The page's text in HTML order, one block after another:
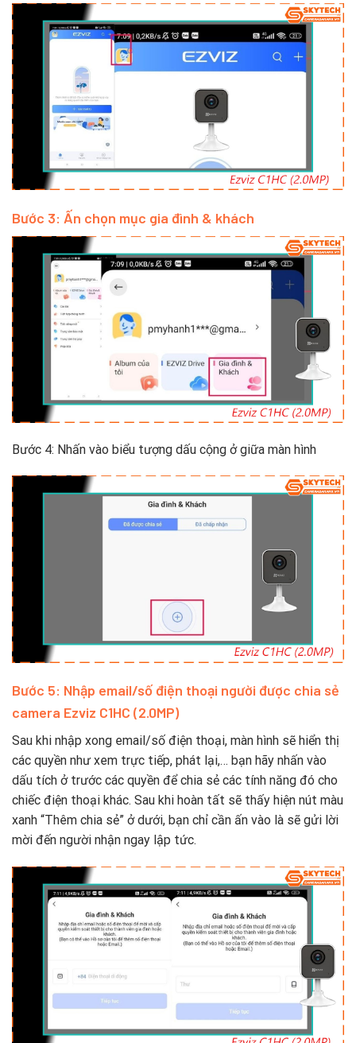
Bước 3: Ấn chọn mục gia đình & khách
Bước 4: Nhấn vào biểu tượng dấu cộng ở giữa màn hình
Bước 5: Nhập email/số điện thoại người được chia sẻ
camera Ezviz C1HC (2.0MP)
Sau khi nhập xong email/số điện thoại, màn hình sẽ hiển thị
các quyền như xem trực tiếp, phát lại,… bạn hãy nhấn vào
dấu tích ở trước các quyền để chia sẻ các tính năng đó cho
chiếc điện thoại khác. Sau khi hoàn tất sẽ thấy hiện nút màu
xanh “Thêm chia sẻ” ở dưới, bạn chỉ cần ấn vào là sẽ gửi lời
mời đến người nhận ngay lập tức.